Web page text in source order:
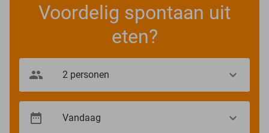
Voordelig spontaan uit
eten?